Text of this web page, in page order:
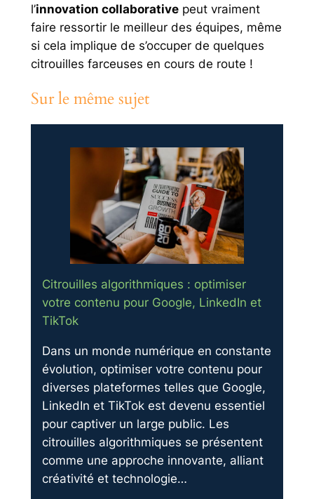
l’innovation collaborativepeut vraiment
faire ressortir le meilleur des équipes, même
si cela implique de s’occuper de quelques
citrouilles farceuses en cours de route !
Sur le même sujet
Citrouilles algorithmiques : optimiser
votre contenu pour Google, LinkedIn et
TikTok
Dans un monde numérique en constante
évolution, optimiser votre contenu pour
diverses plateformes telles que Google,
LinkedIn et TikTok est devenu essentiel
pour captiver un large public. Les
citrouilles algorithmiques se présentent
comme une approche innovante, alliant
créativité et technologie…